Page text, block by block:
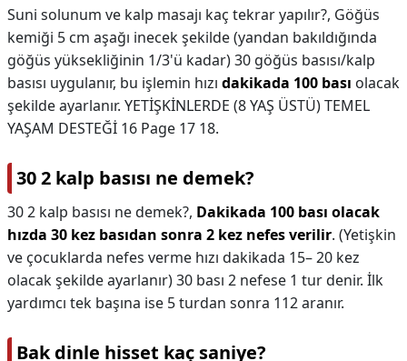
Suni solunum ve kalp masajı kaç tekrar yapılır?, Göğüs
kemiği 5 cm aşağı inecek şekilde (yandan bakıldığında
göğüs yüksekliğinin 1/3'ü kadar) 30 göğüs basısı/kalp
basısı uygulanır, bu işlemin hızı dakikada 100 bası olacak
şekilde ayarlanır. YETİŞKİNLERDE (8 YAŞ ÜSTÜ) TEMEL
YAŞAM DESTEĞİ 16 Page 17 18.
30 2 kalp basısı ne demek?
30 2 kalp basısı ne demek?, Dakikada 100 bası olacak
hızda 30 kez basıdan sonra 2 kez nefes verilir. (Yetişkin
ve çocuklarda nefes verme hızı dakikada 15– 20 kez
olacak şekilde ayarlanır) 30 bası 2 nefese 1 tur denir. İlk
yardımcı tek başına ise 5 turdan sonra 112 aranır.
Bak dinle hisset kaç saniye?